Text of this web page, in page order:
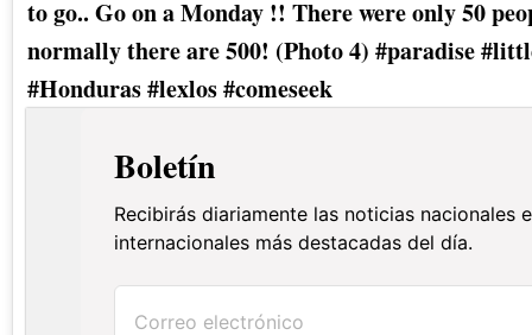
to go.. Go on a Monday !! There were only 50
normally there are 500! (Photo 4) #paradise
#Honduras #lexlos #comeseek
Boletín
Recibirás diariamente las noticias nacionales e
internacionales más destacadas del día.